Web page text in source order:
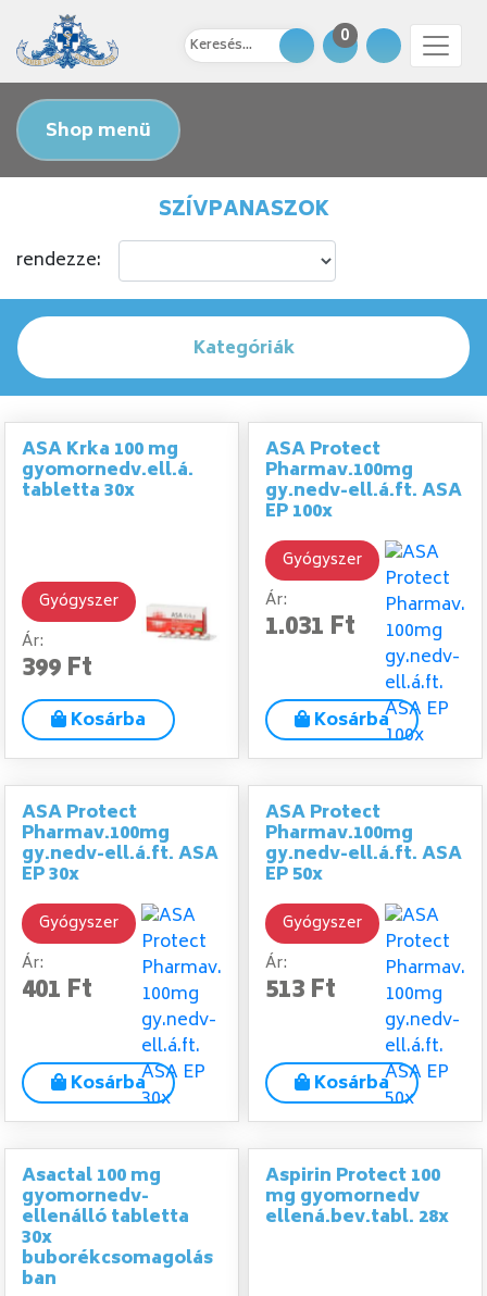
0
Shop menü
SZÍVPANASZOK
rendezze:
Kategóriák
ASA Krka 100 mg
gyomornedv.ell.á.
tabletta 30x
Gyógyszer
Ár:
399 Ft
Kosárba
ASA Protect
Pharmav.100mg
gy.nedv-ell.á.ft. ASA
EP 100x
Gyógyszer
Ár:
1.031 Ft
Kosárba
ASA Protect
Pharmav.100mg
gy.nedv-ell.á.ft. ASA
EP 30x
Gyógyszer
Ár:
401 Ft
Kosárba
ASA Protect
Pharmav.100mg
gy.nedv-ell.á.ft. ASA
EP 50x
Gyógyszer
Ár:
513 Ft
Kosárba
Asactal 100 mg
gyomornedv-
ellenálló tabletta
30x
buborékcsomagolás
ban
Aspirin Protect 100
mg gyomornedv
ellená.bev.tabl. 28x